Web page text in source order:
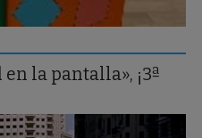
la pantalla», ¡3ª